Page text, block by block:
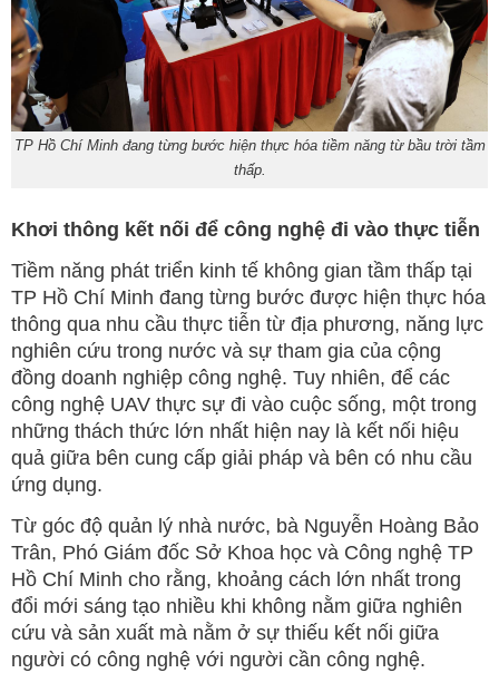
TP Hồ Chí Minh đang từng bước hiện thực hóa tiềm năng từ bầu trời tầm
thấp.
Khơi thông kết nối để công nghệ đi vào thực tiễn
Tiềm năng phát triển kinh tế không gian tầm thấp tại
TP Hồ Chí Minh đang từng bước được hiện thực hóa
thông qua nhu cầu thực tiễn từ địa phương, năng lực
nghiên cứu trong nước và sự tham gia của cộng
đồng doanh nghiệp công nghệ. Tuy nhiên, để các
công nghệ UAV thực sự đi vào cuộc sống, một trong
những thách thức lớn nhất hiện nay là kết nối hiệu
quả giữa bên cung cấp giải pháp và bên có nhu cầu
ứng dụng.
Từ góc độ quản lý nhà nước, bà Nguyễn Hoàng Bảo
Trân, Phó Giám đốc Sở Khoa học và Công nghệ TP
Hồ Chí Minh cho rằng, khoảng cách lớn nhất trong
đổi mới sáng tạo nhiều khi không nằm giữa nghiên
cứu và sản xuất mà nằm ở sự thiếu kết nối giữa
người có công nghệ với người cần công nghệ.